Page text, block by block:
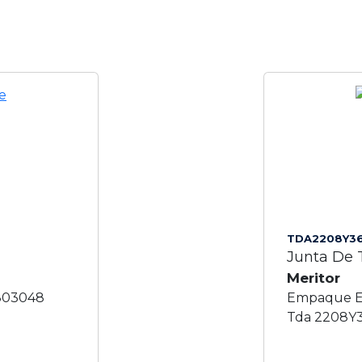
Junta De
Meritor
Empaque
Tda